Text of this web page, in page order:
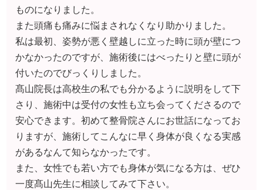
安心できます。初めて整骨院さんにお世話になってお
りますが、施術してこんなに早く身体が良くなる実感
があるなんて知らなかったです。
また、女性でも若い方でも身体が気になる方は、ぜひ
一度髙山先生に相談してみて下さい。
（C.M 様 10代女性 学生 さいたま市）
※効果には個人差があります